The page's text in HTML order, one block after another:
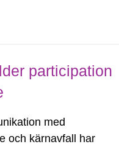
participation
med
och kärnavfall har